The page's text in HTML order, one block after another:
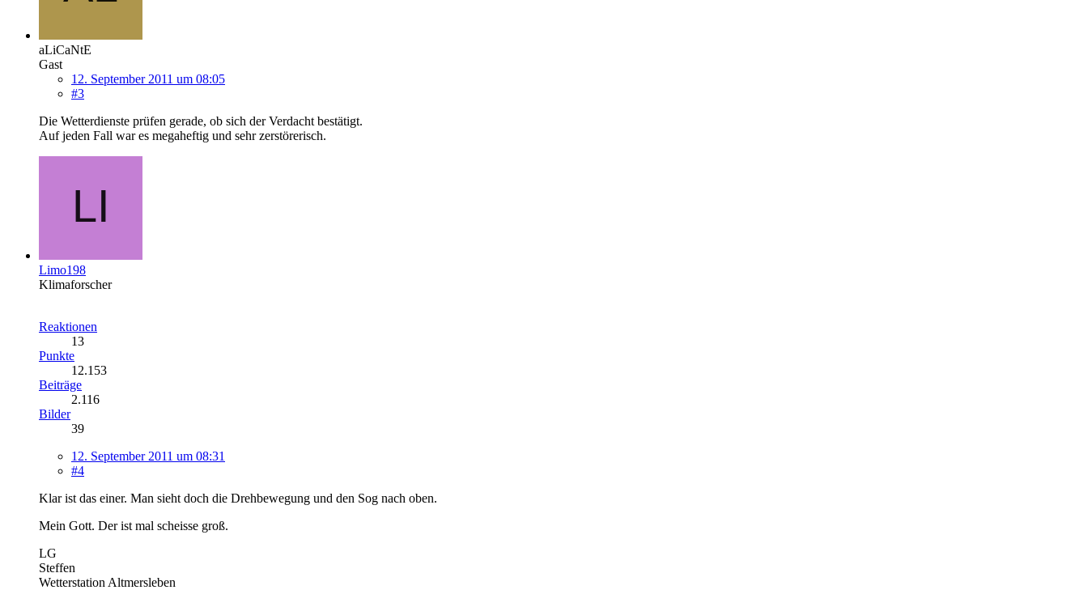
aLiCaNtE
Gast
12. September 2011 um 08:05
#3
Die Wetterdienste prüfen gerade, ob sich der Verdacht bestätigt.
Auf jeden Fall war es megaheftig und sehr zerstörerisch.
Limo198
Klimaforscher
Reaktionen
13
Punkte
12.153
Beiträge
2.116
Bilder
39
12. September 2011 um 08:31
#4
Klar ist das einer. Man sieht doch die Drehbewegung und den Sog nach oben.
Mein Gott. Der ist mal scheisse groß.
LG
Steffen
Wetterstation Altmersleben